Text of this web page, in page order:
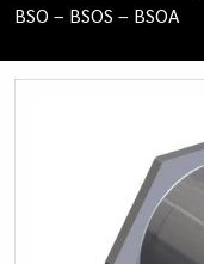
BSO – BSOS – BSOA